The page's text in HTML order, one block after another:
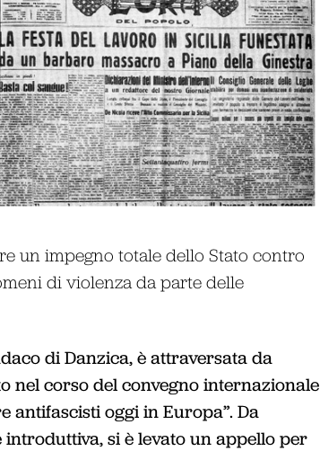
un impegno totale dello Stato contro
di violenza da parte delle
di Danzica, è attraversata da
nel corso del convegno internazionale
antifascisti oggi in Europa”. Da
si è levato un appello per